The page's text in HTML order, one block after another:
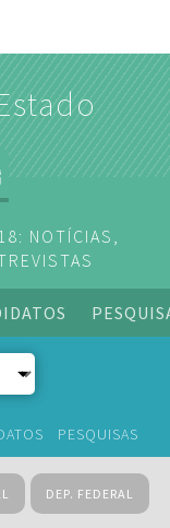
NOTÍCIAS,
PESQUISAS
DEP. FEDERAL